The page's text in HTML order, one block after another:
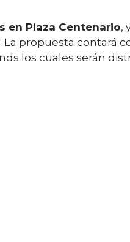
en Plaza Centenario,
. La propuesta contará
los cuales serán